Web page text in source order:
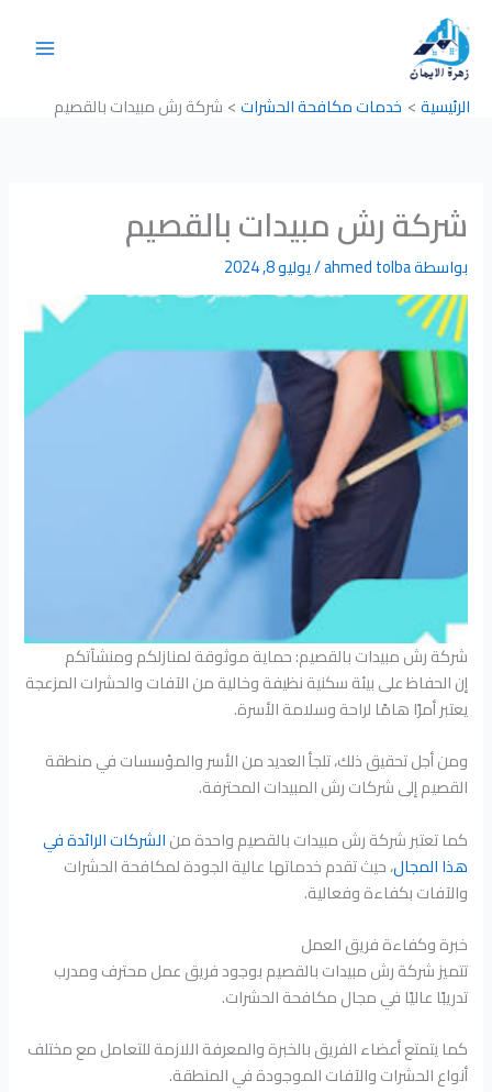
المحتوى
الرئيسية
خدمات مكافحة الحشرات شركة رش مبيدات بالقصيم
شركة رش مبيدات بالقصيم
بواسطةahmed tolba
/يوليو 8, 2024
شركة رش مبيدات بالقصيم: حماية موثوقة لمنازلكم ومنشآتكم
إن الحفاظ على بيئة سكنية نظيفة وخالية من الآفات والحشرات المزعجة
يعتبر أمرًا هامًا لراحة وسلامة الأسرة.
ومن أجل تحقيق ذلك، تلجأ العديد من الأسر والمؤسسات في منطقة
القصيم إلى شركات رش المبيدات المحترفة.
كما تعتبر شركة رش مبيدات بالقصيم واحدة منالشركات الرائدة في
هذا المجال، حيث تقدم خدماتها عالية الجودة لمكافحة الحشرات
والآفات بكفاءة وفعالية.
خبرة وكفاءة فريق العمل
تتميز شركة رش مبيدات بالقصيم بوجود فريق عمل محترف ومدرب
تدريبًا عاليًا في مجال مكافحة الحشرات.
كما يتمتع أعضاء الفريق بالخبرة والمعرفة اللازمة للتعامل مع مختلف
أنواع الحشرات والآفات الموجودة في المنطقة.